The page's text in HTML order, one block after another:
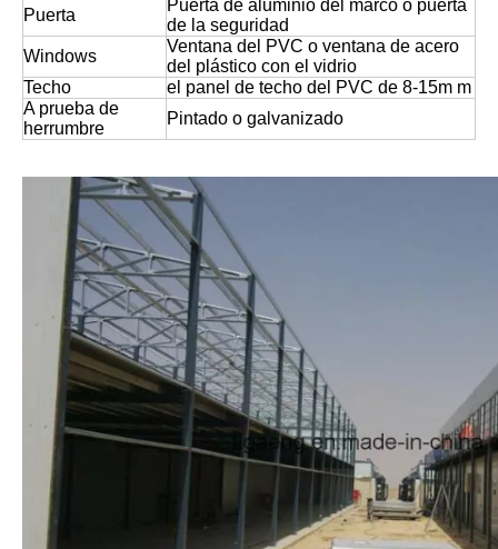
Puerta
Puerta de aluminio del marco o puerta
de la seguridad
Windows
Ventana del PVC o ventana de acero
del plástico con el vidrio
Techo
el panel de techo del PVC de 8-15m m
A prueba de
herrumbre
Pintado o galvanizado